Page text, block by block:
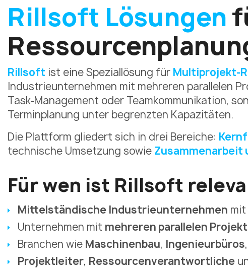
Rillsoft Lösungen
Rillsoft ist eine Speziallösung für Multiprojekt-
Industrieunternehmen mit mehreren parallelen
Task-Management oder Teamkommunikation,
Terminplanung unter begrenzten Kapazitäten.
Die Plattform gliedert sich in drei Bereiche:
technische Umsetzung sowie Zusammenarbeit
Für wen ist Rillsoft
Mittelständische Industrieunternehmen
Unternehmen mit mehreren parallelen
Branchen wie Maschinenbau, Ingenieurbüros,
Projektleiter, Ressourcenverantwortliche